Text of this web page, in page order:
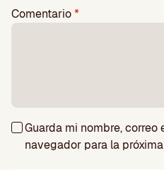
Comentario*
Guarda mi nombre,
navegador para la